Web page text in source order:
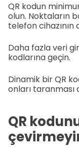
QR kodun
olun. Noktaların
telefon
Daha fazla veri
kodlarına geçin.
Dinamik bir QR
onları
QR